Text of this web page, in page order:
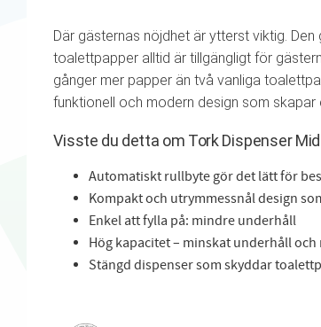
Där gästernas nöjdhet är ytterst viktig.
toalettpapper alltid är tillgängligt för
gånger mer papper än två vanliga
funktionell och modern design som
Visste du detta om Tork Dispenser
Automatiskt rullbyte gör det lätt för
Kompakt och utrymmessnål design
Enkel att fylla på: mindre underhåll
Hög kapacitet – minskat underhåll
Stängd dispenser som skyddar